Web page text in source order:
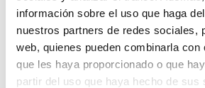
información sobre el uso que haga
nuestros partners de redes sociales,
web, quienes pueden combinarla con
que les haya proporcionado o que
partir del uso que haya hecho de sus